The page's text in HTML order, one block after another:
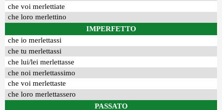
che voi merlettiate
che loro merlettino
IMPERFETTO
che io merlettassi
che tu merlettassi
che lui/lei merlettasse
che noi merlettassimo
che voi merlettaste
che loro merlettassero
PASSATO